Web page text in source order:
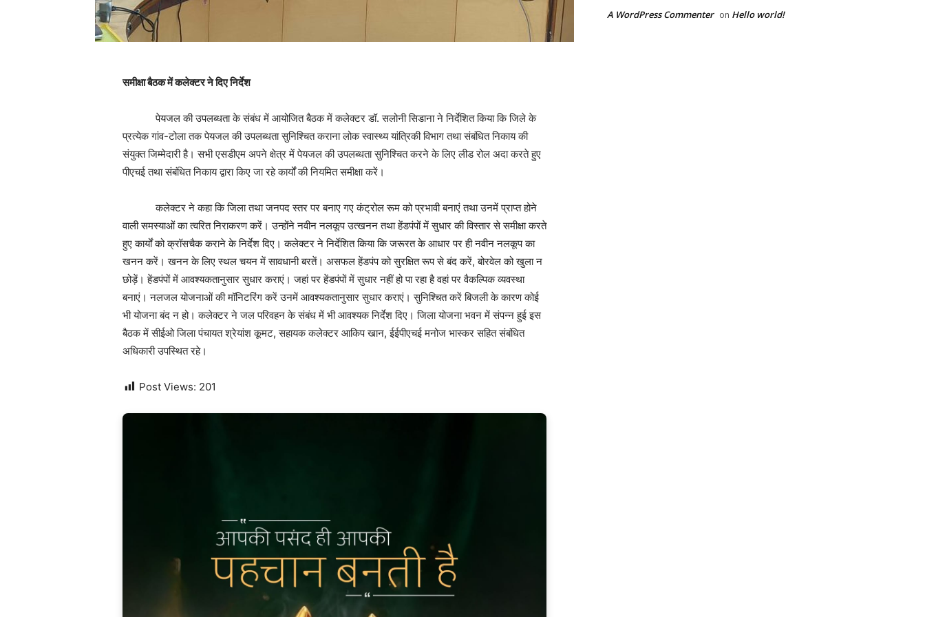
समीक्षा बैठक में कलेक्टर ने दिए निर्देश
पेयजल की उपलब्धता के संबंध में आयोजित बैठक में कलेक्टर डॉ. सलोनी सिडाना ने निर्देशित किया कि जिले के
प्रत्येक गांव-टोला तक पेयजल की उपलब्धता सुनिश्चित कराना लोक स्वास्थ्य यांत्रिकी विभाग तथा संबंधित निकाय की
संयुक्त जिम्मेदारी है। सभी एसडीएम अपने क्षेत्र में पेयजल की उपलब्धता सुनिश्चित करने के लिए लीड रोल अदा करते हुए
पीएचई तथा संबंधित निकाय द्वारा किए जा रहे कार्यों की नियमित समीक्षा करें।
कलेक्टर ने कहा कि जिला तथा जनपद स्तर पर बनाए गए कंट्रोल रूम को प्रभावी बनाएं तथा उनमें प्राप्त होने
वाली समस्याओं का त्वरित निराकरण करें। उन्होंने नवीन नलकूप उत्खनन तथा हेंडपंपों में सुधार की विस्तार से समीक्षा करते
हुए कार्यों को क्रॉसचैक कराने के निर्देश दिए। कलेक्टर ने निर्देशित किया कि जरूरत के आधार पर ही नवीन नलकूप का
खनन करें। खनन के लिए स्थल चयन में सावधानी बरतें। असफल हेंडपंप को सुरक्षित रूप से बंद करें, बोरवेल को खुला न
छोड़ें। हेंडपंपों में आवश्यकतानुसार सुधार कराएं। जहां पर हेंडपंपों में सुधार नहीं हो पा रहा है वहां पर वैकल्पिक व्यवस्था
बनाएं। नलजल योजनाओं की मॉनिटरिंग करें उनमें आवश्यकतानुसार सुधार कराएं। सुनिश्चित करें बिजली के कारण कोई
भी योजना बंद न हो। कलेक्टर ने जल परिवहन के संबंध में भी आवश्यक निर्देश दिए। जिला योजना भवन में संपन्न हुई इस
बैठक में सीईओ जिला पंचायत श्रेयांश कूमट, सहायक कलेक्टर आकिप खान, ईईपीएचई मनोज भास्कर सहित संबंधित
अधिकारी उपस्थित रहे।
Post Views: 201
A WordPress Commenter on Hello world!